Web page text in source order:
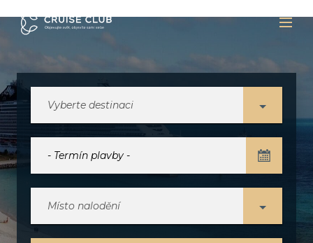
Vyberte destinaci
Místo nalodění